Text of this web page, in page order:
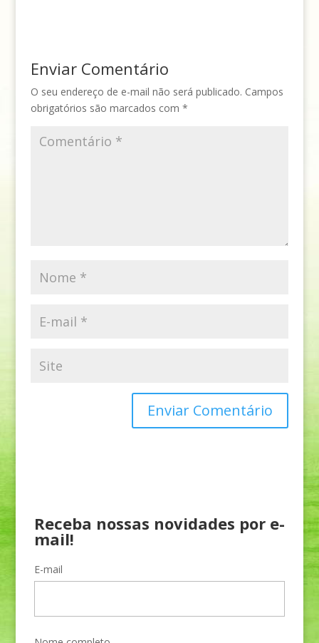
Enviar Comentário
O seu endereço de e-mail não será publicado. Campos
obrigatórios são marcados com *
Receba nossas novidades por e-
mail!
E-mail